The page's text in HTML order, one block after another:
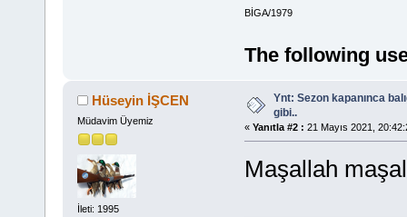
BİGA/1979
The following
Hüseyin İŞCEN
Müdavim Üyemiz
İleti: 1995
Ynt: Sezon kapanınca
gibi..
« Yanıtla #2 : 21 Mayıs 2021,
Maşallah